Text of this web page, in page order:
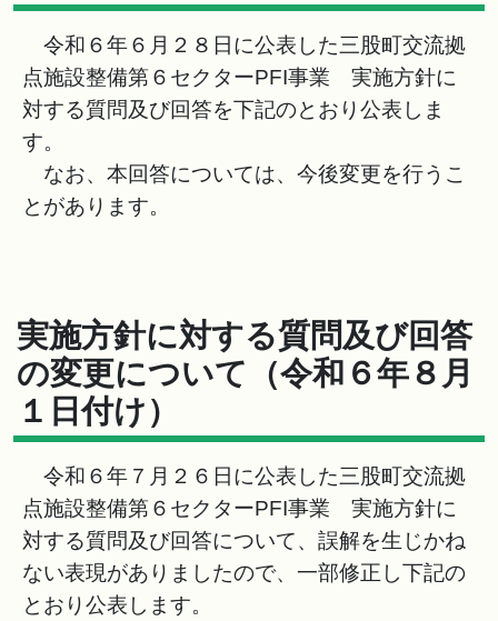
令和６年６月２８日に公表した三股町交流拠
点施設整備第６セクターPFI事業 実施方針に
対する質問及び回答を下記のとおり公表しま
す。
なお、本回答については、今後変更を行うこ
とがあります。
実施方針に対する質問及び回答
の変更について（令和６年８月
１日付け）
令和６年７月２６日に公表した三股町交流拠
点施設整備第６セクターPFI事業 実施方針に
対する質問及び回答について、誤解を生じかね
ない表現がありましたので、一部修正し下記の
とおり公表します。